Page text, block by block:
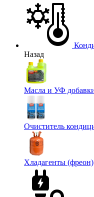
Назад
Масла и УФ
Очиститель
Хладагенты (фреон)